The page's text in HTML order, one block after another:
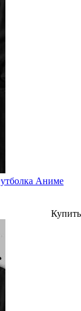
Аниме
Купить